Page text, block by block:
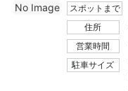
スポットまで
住所
営業時間
駐車サイズ
No Image